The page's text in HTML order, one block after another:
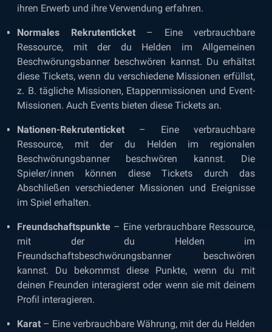
ihren Erwerb und ihre Verwendung erfahren.
Normales Rekrutenticket– Eine verbrauchbare
Ressource, mit der du Helden im Allgemeinen
Beschwörungsbanner beschwören kannst. Du erhältst
diese Tickets, wenn du verschiedene Missionen erfüllst,
z. B. tägliche Missionen, Etappenmissionen und Event-
Missionen. Auch Events bieten diese Tickets an.
Nationen-Rekrutenticket – Eine verbrauchbare
Ressource, mit der du Helden im regionalen
Beschwörungsbanner beschwören kannst. Die
Spieler/innen können diese Tickets durch das
Abschließen verschiedener Missionen und Ereignisse
im Spiel erhalten.
Freundschaftspunkte – Eine verbrauchbare Ressource,
mit der du Helden im
Freundschaftsbeschwörungsbanner beschwören
kannst. Du bekommst diese Punkte, wenn du mit
deinen Freunden interagierst oder wenn sie mit deinem
Profil interagieren.
Karat – Eine verbrauchbare Währung, mit der du Helden